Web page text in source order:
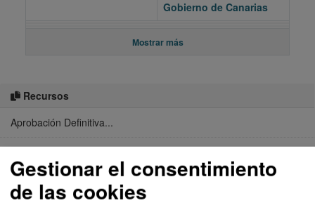
Recursos
Aprobación Definitiva...
Aprobación Definitiva...
Gobierno de Canarias
Mostrar más
Gestionar el consentimiento
de las cookies